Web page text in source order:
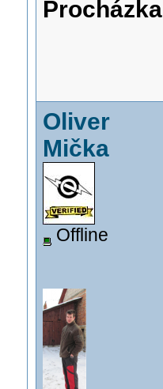
Procházka
Oliver
Mička
Offline